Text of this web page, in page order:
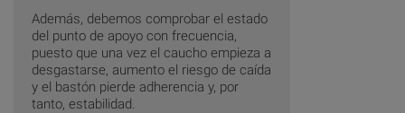
Además, debemos comprobar el estado
del punto de apoyo con frecuencia,
puesto que una vez el caucho empieza a
desgastarse, aumento el riesgo de caída
y el bastón pierde adherencia y, por
tanto, estabilidad.